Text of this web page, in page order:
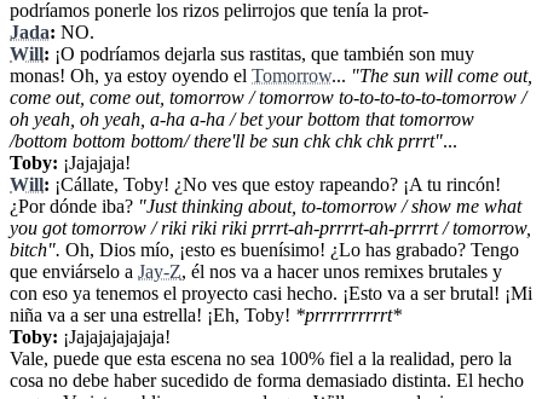
podríamos ponerle los rizos pelirrojos que tenía la prot-
Jada: NO.
Will: ¡O podríamos dejarla sus rastitas, que también son muy
monas! Oh, ya estoy oyendo el Tomorrow... "The sun will come out,
come out, come out, tomorrow / tomorrow to-to-to-to-to-tomorrow /
oh yeah, oh yeah, a-ha a-ha / bet your bottom that tomorrow
/bottom bottom bottom/ there'll be sun chk chk chk prrrt"...
Toby: ¡Jajajaja!
Will: ¡Cállate, Toby! ¿No ves que estoy rapeando? ¡A tu rincón!
¿Por dónde iba? "Just thinking about, to-tomorrow / show me what
you got tomorrow / riki riki riki prrrt-ah-prrrrt-ah-prrrrt / tomorrow,
bitch". Oh, Dios mío, ¡esto es buenísimo! ¿Lo has grabado? Tengo
que enviárselo a Jay-Z, él nos va a hacer unos remixes brutales y
con eso ya tenemos el proyecto casi hecho. ¡Esto va a ser brutal! ¡Mi
niña va a ser una estrella! ¡Eh, Toby! *prrrrrrrrrrt*
Toby: ¡Jajajajajajaja!
Vale, puede que esta escena no sea 100% fiel a la realidad, pero la
cosa no debe haber sucedido de forma demasiado distinta. El hecho